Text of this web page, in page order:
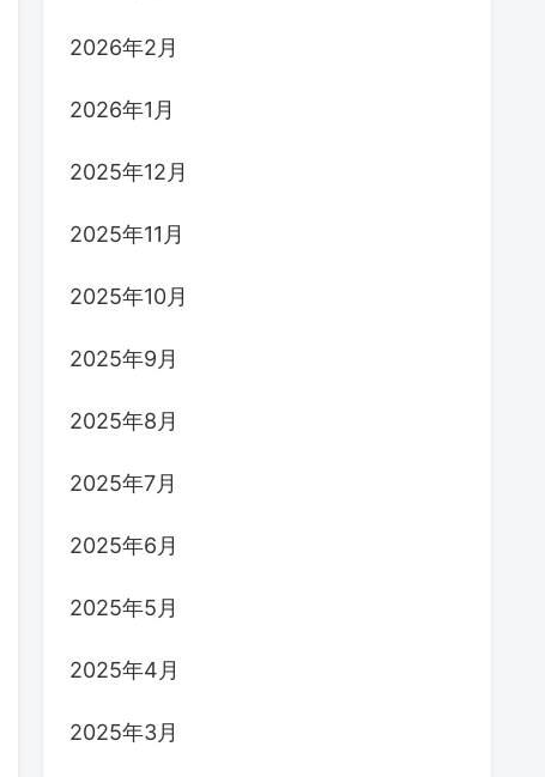
2026年2月
2026年1月
2025年12月
2025年11月
2025年10月
2025年9月
2025年8月
2025年7月
2025年6月
2025年5月
2025年4月
2025年3月